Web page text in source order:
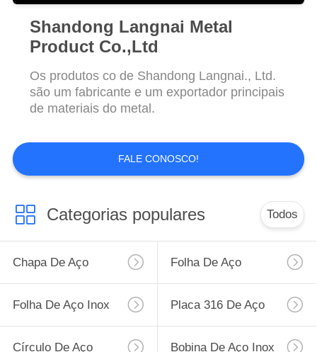
Shandong Langnai Metal
Product Co.,Ltd
Os produtos co de Shandong Langnai., Ltd.
são um fabricante e um exportador principais
de materiais do metal.
FALE CONOSCO!
Categorias populares Todos
Chapa De Aço
Inoxidável
Folha De Aço
Inoxidável 201
Folha De Aço Inox
304
Placa 316 De Aço
Inoxidável
Círculo De Aço Bobina De Aço Inox